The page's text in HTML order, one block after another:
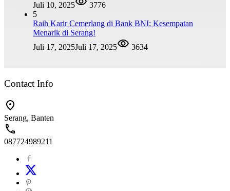
Juli 10, 2025
3776
5
Raih Karir Cemerlang di Bank BNI: Kesempatan
Menarik di Serang!
Juli 17, 2025Juli 17, 2025 3634
Contact Info
Serang, Banten
087724989211